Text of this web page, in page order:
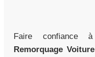
Faire confiance
Remorquage